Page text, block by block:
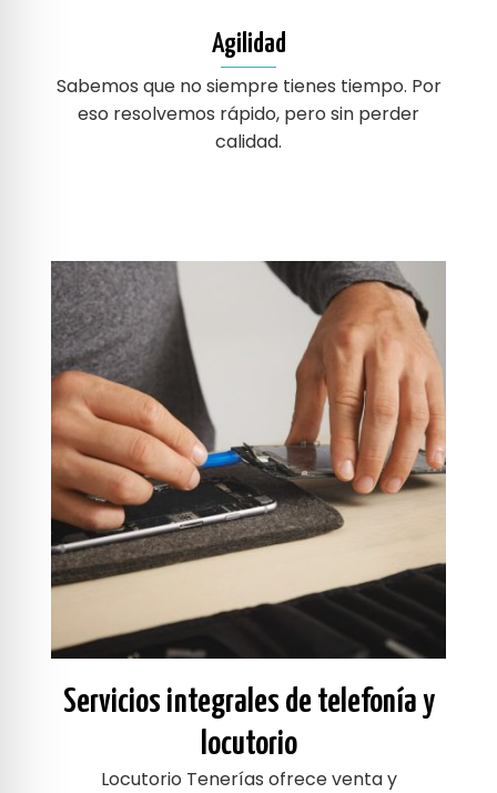
Agilidad
Sabemos que no siempre tienes tiempo. Por
eso resolvemos rápido, pero sin perder
calidad.
Servicios integrales de telefonía y
locutorio
Locutorio Tenerías ofrece venta y